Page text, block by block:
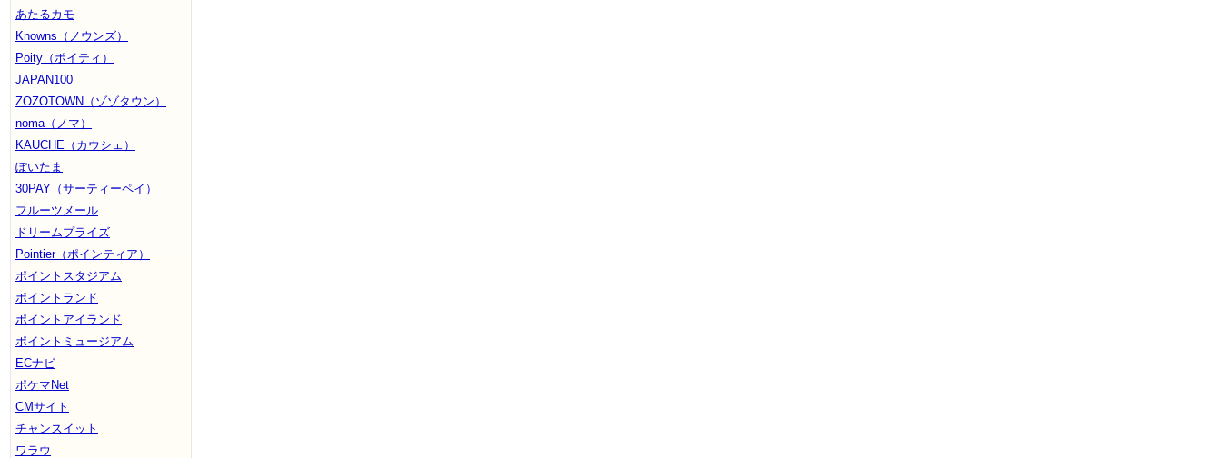
あたるカモ
Knowns（ノウンズ）
Poity（ポイティ）
JAPAN100
ZOZOTOWN（ゾゾタウン）
noma（ノマ）
KAUCHE（カウシェ）
ぽいたま
30PAY（サーティーペイ）
フルーツメール
ドリームプライズ
Pointier（ポインティア）
ポイントスタジアム
ポイントランド
ポイントアイランド
ポイントミュージアム
ECナビ
ポケマNet
CMサイト
チャンスイット
ワラウ